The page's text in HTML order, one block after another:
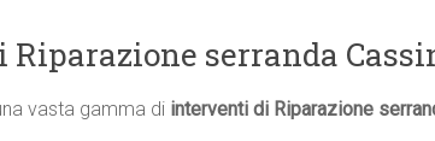
serranda
vasta gamma di interventi di Riparazione